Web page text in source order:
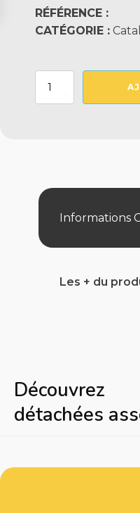
RÉFÉRENCE :
CATÉGORIE :
quantité
m3
Informations
Les + du
détachées